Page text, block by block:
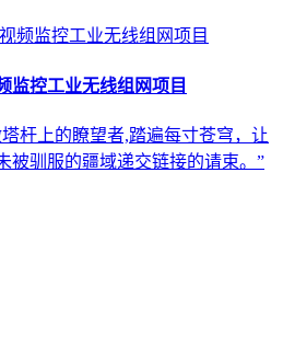
监控工业无线组网项目
杆上的瞭望者,踏遍每寸苍穹，让
被驯服的疆域递交链接的请束。”